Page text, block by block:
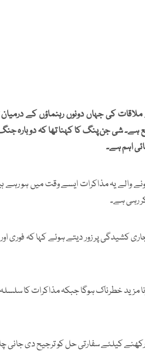
کی جہاں دونوں رہنماؤں کے درمیان
شی جن پنگ کا کہنا تھا کہ دوبارہ جنگ
اہم ہے۔
والے یہ مذاکرات ایسے وقت میں ہو رہے
رہی ہے۔
کشیدگی پر زور دیتے ہوئے کہا کہ فوری
خطرناک ہوگا جبکہ مذاکرات کا سلسلہ
کیلئے سفارتی حل کو ترجیح دی جانی